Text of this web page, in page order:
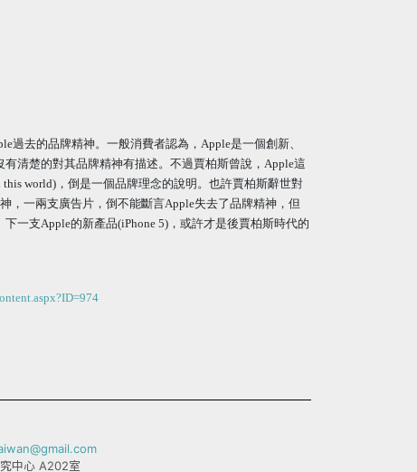
過去的品牌精神。一般消費者認為，Apple是一個創新、
清楚的對其品牌精神有描述。不過賈柏斯曾說，Apple這
world)，倒是一個品牌理念的說明。也許賈柏斯辭世對
，一兩支廣告片，倒不能斷言Apple失去了品牌精神，但
一支Apple的新產品(iPhone 5)，或許才是後賈柏斯時代的
中心 A202室